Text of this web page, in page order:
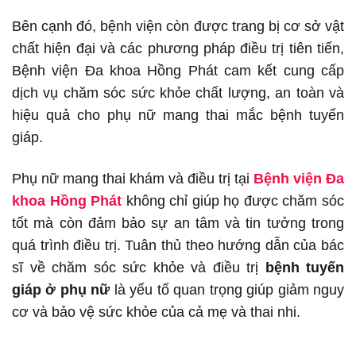
Bên cạnh đó, bệnh viện còn được trang bị cơ sở vật
chất hiện đại và các phương pháp điều trị tiên tiến,
Bệnh viện Đa khoa Hồng Phát cam kết cung cấp
dịch vụ chăm sóc sức khỏe chất lượng, an toàn và
hiệu quả cho phụ nữ mang thai mắc bệnh tuyến
giáp.
Phụ nữ mang thai khám và điều trị tại Bệnh viện Đa
khoa Hồng Phát không chỉ giúp họ được chăm sóc
tốt mà còn đảm bảo sự an tâm và tin tưởng trong
quá trình điều trị. Tuân thủ theo hướng dẫn của bác
sĩ về chăm sóc sức khỏe và điều trị bệnh tuyến
giáp ở phụ nữ là yếu tố quan trọng giúp giảm nguy
cơ và bảo vệ sức khỏe của cả mẹ và thai nhi.